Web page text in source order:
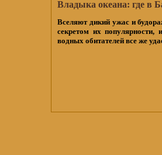
Владыка океана: где в
Вселяют дикий ужас и
секретом их
водных обитателей все же